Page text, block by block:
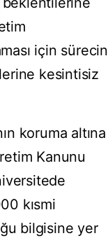
için sürecin
kesintisiz
koruma altına
Kanunu
kısmi
bilgisine yer